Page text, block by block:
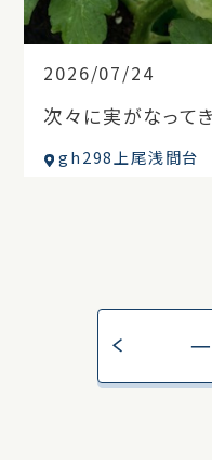
2026/07/24
次々に実がなってき
gh298上尾浅間台